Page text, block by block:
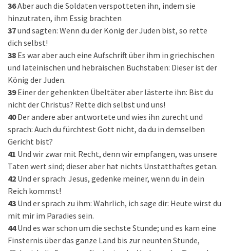
36Aber auch die Soldaten verspotteten ihn, indem sie
hinzutraten, ihm Essig brachten
37und sagten: Wenn du der König der Juden bist, so rette
dich selbst!
38 Es war aber auch eine Aufschrift über ihm in griechischen
und lateinischen und hebräischen Buchstaben: Dieser ist der
König der Juden.
39 Einer der gehenkten Übeltäter aber lästerte ihn: Bist du
nicht der Christus? Rette dich selbst und uns!
40 Der andere aber antwortete und wies ihn zurecht und
sprach: Auch du fürchtest Gott nicht, da du in demselben
Gericht bist?
41 Und wir zwar mit Recht, denn wir empfangen, was unsere
Taten wert sind; dieser aber hat nichts Unstatthaftes getan.
42 Und er sprach: Jesus, gedenke meiner, wenn du in dein
Reich kommst!
43 Und er sprach zu ihm: Wahrlich, ich sage dir: Heute wirst du
mit mir im Paradies sein.
44 Und es war schon um die sechste Stunde; und es kam eine
Finsternis über das ganze Land bis zur neunten Stunde,